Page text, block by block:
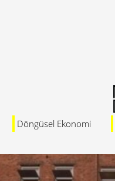
Döngüsel Ekonomi